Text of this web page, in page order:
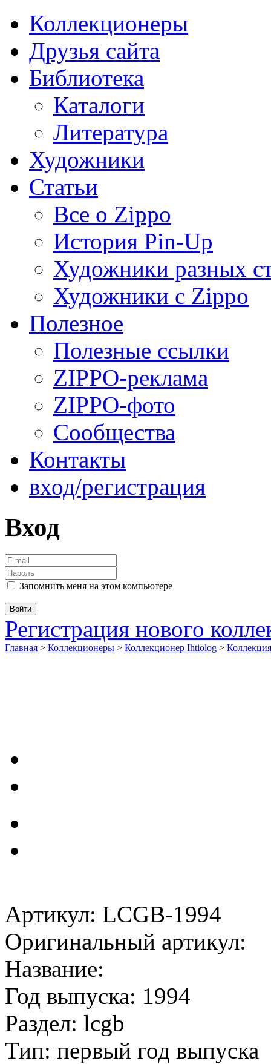
Коллекционеры
Друзья сайта
Библиотека
Каталоги
Литература
Художники
Статьи
Все о Zippo
История Pin-Up
Художники разных
Художники с Zippo
Полезное
Полезные ссылки
ZIPPO-реклама
ZIPPO-фото
Сообщества
Контакты
вход/регистрация
Вход
Запомнить меня на этом компьютере
Регистрация нового
Главная > Коллекционеры > Коллекционер Ihtiolog >
Артикул: LCGB-1994
Оригинальный артикул:
Название:
Год выпуска: 1994
Раздел: lcgb
Тип: первый год выпуска